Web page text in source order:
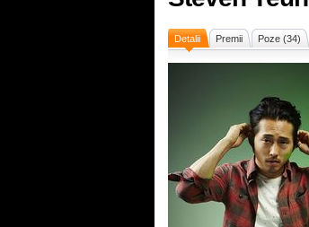
Detalii Premii Poze (34)